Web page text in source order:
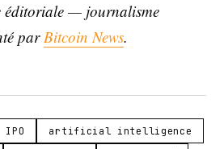
éditoriale — journalisme
parBitcoin News.
IPO artificial intelligence